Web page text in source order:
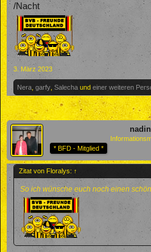
/Nacht
3. März 2023
Nera garfy Salecha und einer weiteren
* BFD - Mitglied *
Zitat von Floralys: ↑
So ich wünsche euch noch einen